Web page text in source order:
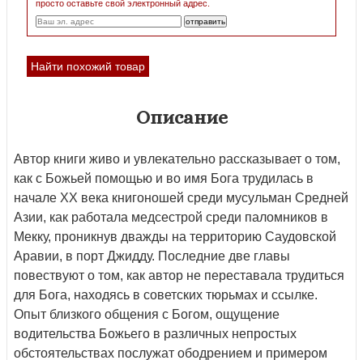
просто оставьте свой электронный адрес.
Найти похожий товар
Описание
Автор книги живо и увлекательно рассказывает о том,
как с Божьей помощью и во имя Бога трудилась в
начале XX века книгоношей среди мусульман Средней
Азии, как работала медсестрой среди паломников в
Мекку, проникнув дважды на территорию Саудовской
Аравии, в порт Джидду. Последние две главы
повествуют о том, как автор не переставала трудиться
для Бога, находясь в советских тюрьмах и ссылке.
Опыт близкого общения с Богом, ощущение
водительства Божьего в различных непростых
обстоятельствах послужат ободрением и примером